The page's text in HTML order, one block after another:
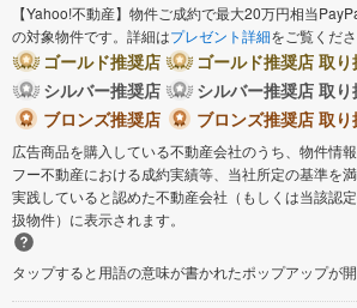
【Yahoo!不動産】物件ご成約で最大20万円相当
の対象物件です。詳細はプレゼント詳細をご覧くださ
ゴールド推奨店
ゴールド推奨店 取
シルバー推奨店
シルバー推奨店 取
ブロンズ推奨店
ブロンズ推奨店 取
広告商品を購入している不動産会社のうち、物件情
フー不動産における成約実績等、当社所定の基準を
実践していると認めた不動産会社（もしくは当該認
扱物件）に表示されます。
タップすると用語の意味が書かれたポップアップが開